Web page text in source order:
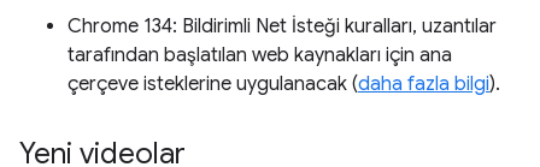
Chrome 134: Bildirimli Net İsteği kuralları, uzantılar
tarafından başlatılan web kaynakları için ana
çerçeve isteklerine uygulanacak (daha fazla bilgi).
Yeni videolar